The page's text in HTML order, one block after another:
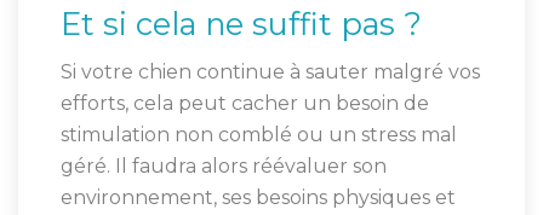
Et si cela ne suffit pas ?
Si votre chien continue à sauter malgré vos
efforts, cela peut cacher un besoin de
stimulation non comblé ou un stress mal
géré. Il faudra alors réévaluer son
environnement, ses besoins physiques et